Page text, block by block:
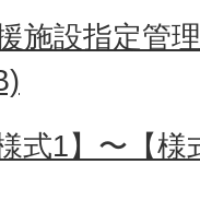
施設指定管
式1】〜【